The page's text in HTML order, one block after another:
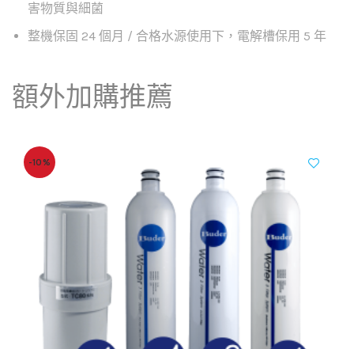
害物質與細菌
整機保固 24 個月 / 合格水源使用下，電解槽保用 5 年
額外加購推薦
-10%